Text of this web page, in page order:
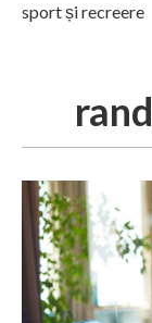
sport și recreere